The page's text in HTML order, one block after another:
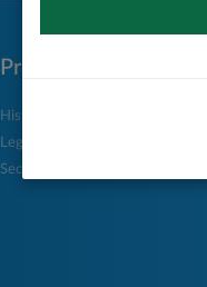
Prefeitura
História da Cidade
Legislação
Secretarias